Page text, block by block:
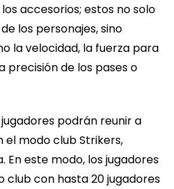
accesorios; estos no solo
los personajes, sino
la velocidad, la fuerza para
precisión de los pases o
podrán reunir a
el modo club Strikers,
En este modo, los jugadores
club con hasta 20 jugadores